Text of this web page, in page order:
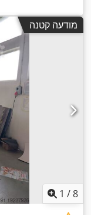
מודעה קטנה
1 /8